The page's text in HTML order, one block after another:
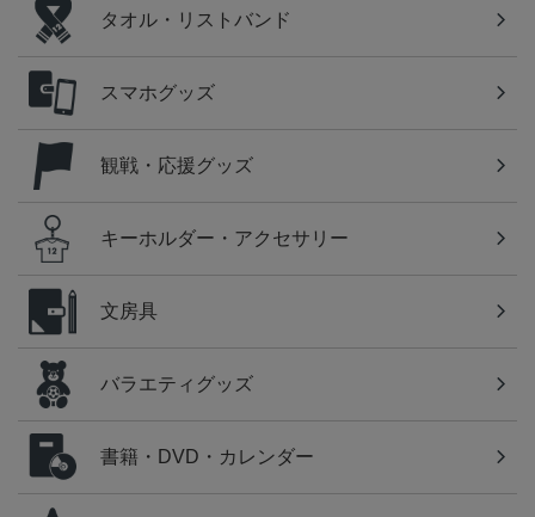
タオル・リストバンド
スマホグッズ
観戦・応援グッズ
キーホルダー・アクセサリー
文房具
バラエティグッズ
書籍・DVD・カレンダー